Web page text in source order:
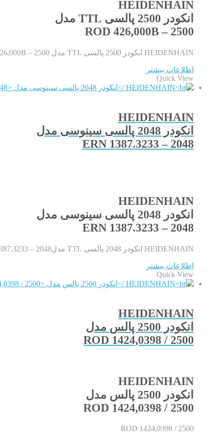
HEIDENHAIN
انکودر 2500 پالسی TTL مدل
ROD 426,000B – 2500
HEIDENHAIN انکودر 2500 پالسی TTL مدل ROD 426,000B – 2500
اطلاعات بیشتر
Quick View
HEIDENHAIN
انکودر 2048 پالسی سینوسی مدل
ERN 1387.3233 – 2048
HEIDENHAIN
انکودر 2048 پالسی سینوسی مدل
ERN 1387.3233 – 2048
HEIDENHAIN انکودر 2048 پالسی TTL مدلERN 1387.3233 – 2048
اطلاعات بیشتر
Quick View
HEIDENHAIN
انکودر 2500 پالس مدل
ROD 1424,0398 / 2500
HEIDENHAIN
انکودر 2500 پالس مدل
ROD 1424,0398 / 2500
ROD 1424,0398 / 2500